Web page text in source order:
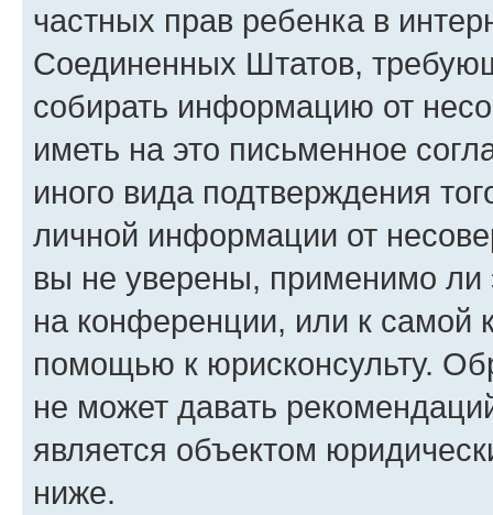
частных прав ребенка в
Соединенных Штатов,
собирать информацию от
иметь на это письменное
иного вида подтверждения
личной информации от
вы не уверены, применимо ли
на конференции, или к самой
помощью к юрисконсульту.
не может давать
является объектом
ниже.